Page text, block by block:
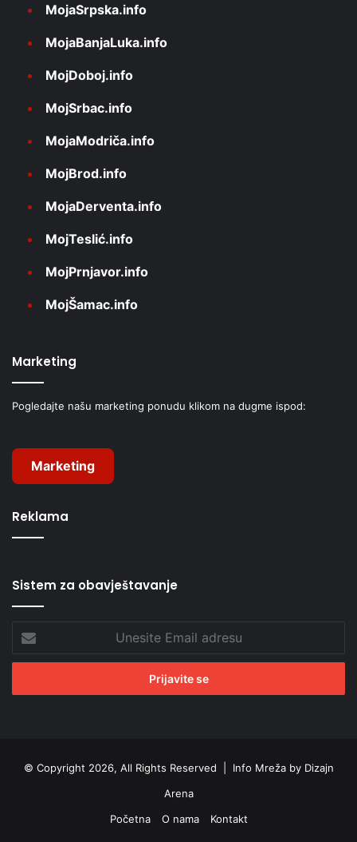
MojaSrpska.info
MojaBanjaLuka.info
MojDoboj.info
MojSrbac.info
MojaModriča.info
MojBrod.info
MojaDerventa.info
MojTeslić.info
MojPrnjavor.info
MojŠamac.info
Marketing
Pogledajte našu marketing ponudu klikom na dugme ispod:
Marketing
Reklama
Sistem za obavještavanje
Email
adresu
© Copyright 2026, All Rights Reserved | Info Mreža by Dizajn
Arena
Početna
O nama Kontakt